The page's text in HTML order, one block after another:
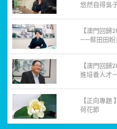
悠然自得吳
【澳門回歸
——蔡田田盼
【澳門回歸
進培養人才
【正向專題
荷花節